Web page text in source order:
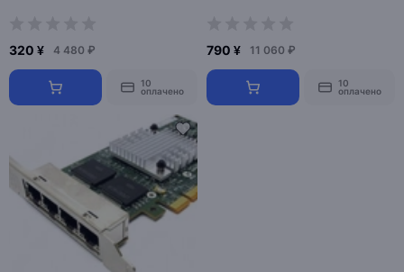
320 ¥ 4 480 ₽
10
оплачено
790 ¥ 11 060 ₽
10
оплачено